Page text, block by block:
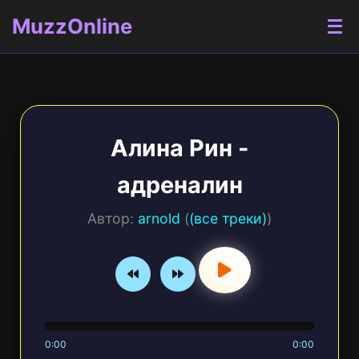
MuzzOnline
Алина Рин -
адреналин
Автор: arnold ((все треки))
0:00 0:00